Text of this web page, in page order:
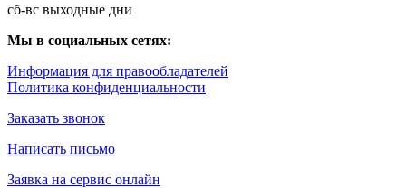
сб-вс выходные дни
Мы в социальных сетях:
Информация для правообладателей
Политика конфиденциальности
Заказать звонок
Написать письмо
Заявка на сервис онлайн